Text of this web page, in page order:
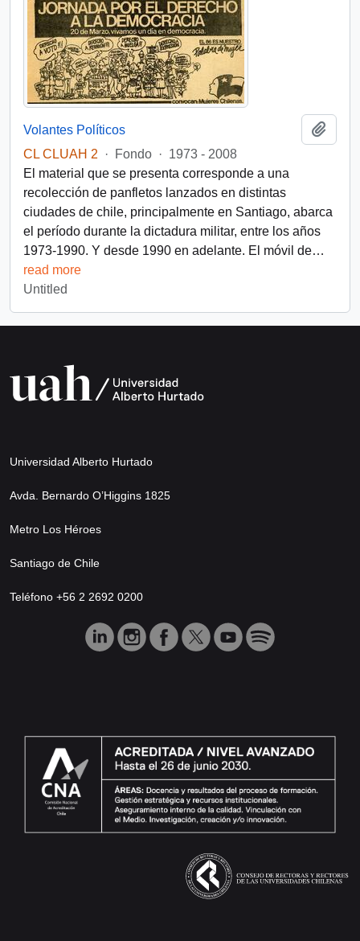
Volantes Políticos
CL CLUAH 2
· Fondo · 1973 - 2008
El material que se presenta corresponde a una
recolección de panfletos lanzados en distintas
ciudades de chile, principalmente en Santiago, abarca
el período durante la dictadura militar, entre los años
1973-1990. Y desde 1990 en adelante. El móvil de…
read more
Untitled
Universidad Alberto Hurtado
Avda. Bernardo O’Higgins 1825
Metro Los Héroes
Santiago de Chile
Teléfono +56 2 2692 0200